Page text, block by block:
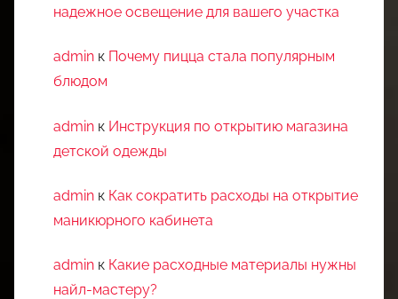
надежное освещение для вашего участка
admin к Почему пицца стала популярным
блюдом
admin к Инструкция по открытию магазина
детской одежды
admin к Как сократить расходы на открытие
маникюрного кабинета
admin к Какие расходные материалы нужны
найл-мастеру?